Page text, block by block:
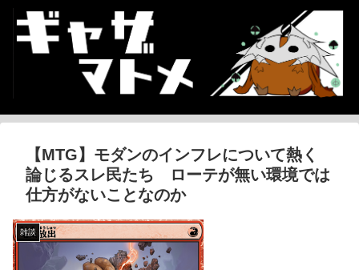
【MTG】モダンのインフレについて熱く
論じるスレ民たち ローテが無い環境では
仕方がないことなのか
雑談